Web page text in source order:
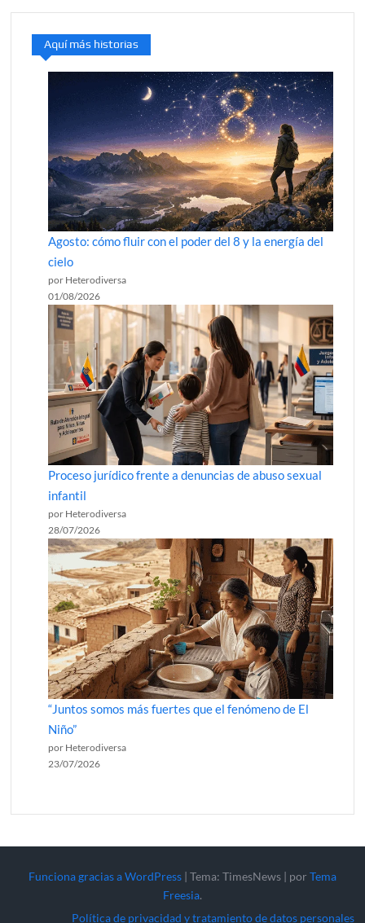
Aquí más historias
Agosto: cómo fluir con el poder del 8 y la energía del
cielo
por Heterodiversa
01/08/2026
Proceso jurídico frente a denuncias de abuso sexual
infantil
por Heterodiversa
28/07/2026
“Juntos somos más fuertes que el fenómeno de El
Niño”
por Heterodiversa
23/07/2026
Funciona gracias a WordPress | Tema: TimesNews | por Tema
Freesia.
Política de privacidad y tratamiento de datos personales